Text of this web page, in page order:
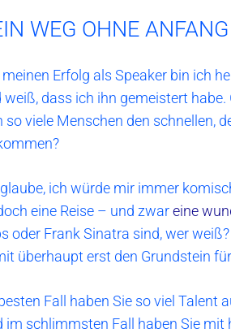
WEG OHNE ANFANG
Erfolg als Speaker bin ich
weiß, dass ich ihn gemeistert
so viele Menschen den schnellen,
ich würde mir immer
eine Reise – und zwareine
oder Frank Sinatra sind, wer
überhaupt erst den Grundstein
Fall haben Sie so viel Talent
im schlimmsten Fall haben Sie